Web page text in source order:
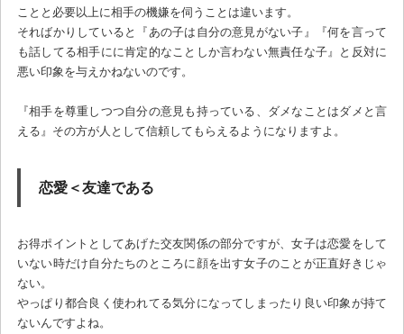
ことと必要以上に相手の機嫌を伺うことは違います。
そればかりしていると『あの子は自分の意見がない子』『何を言って
も話してる相手にに肯定的なことしか言わない無責任な子』と反対に
悪い印象を与えかねないのです。
『相手を尊重しつつ自分の意見も持っている、ダメなことはダメと言
える』その方が人として信頼してもらえるようになりますよ。
恋愛＜友達である
お得ポイントとしてあげた交友関係の部分ですが、女子は恋愛をして
いない時だけ自分たちのところに顔を出す女子のことが正直好きじゃ
ない。
やっぱり都合良く使われてる気分になってしまったり良い印象が持て
ないんですよね。